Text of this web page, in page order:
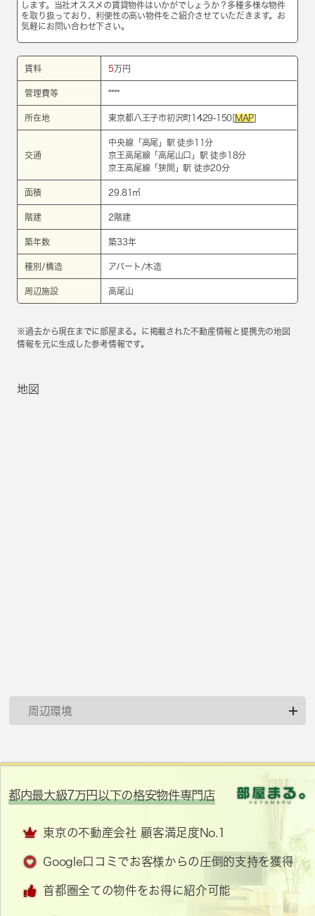
します。当社オススメの賃貸物件はいかがでしょうか？多種多様な物件
を取り扱っており、利便性の高い物件をご紹介させていただきます。お
気軽にお問い合わせ下さい。
賃料 5万円
管理費等 ****
所在地 東京都八王子市初沢町1429-150[MAP]
交通
中央線 「 高尾 」駅 徒歩11分
京王高尾線 「高尾山口 」駅 徒歩18分
京王高尾線 「狭間 」駅 徒歩20分
面積 29.81㎡
階建 2階建
築年数 築33年
種別/構造 アパート/木造
周辺施設 高尾山
※過去から現在までに部屋まる。に掲載された不動産情報と提携先の地図
情報を元に生成した参考情報です。
地図
周辺環境
都内最大級7万円以下の格安物件専門店
東京の不動産会社 顧客満足度No.1
Google口コミでお客様からの圧倒的支持を獲得
首都圏全ての物件をお得に紹介可能